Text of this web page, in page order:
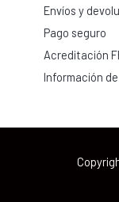
Envíos y
Pago seguro
Acreditación
Información